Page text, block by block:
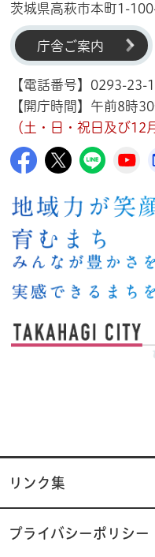
茨城県高萩市本町1-
庁舎ご案内
【電話番号】0293-23-
【開庁時間】午前8時
（土・日・祝日及び12
高萩市公式高萩市公式
高萩
リンク集
プライバシーポリシー